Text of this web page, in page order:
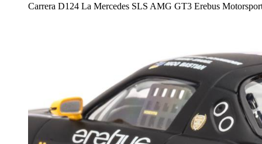
Carrera D124 La Mercedes SLS AMG GT3 Erebus